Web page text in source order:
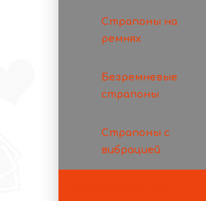
Страпоны на
ремнях
Безремневые
страпоны
Страпоны с
вибрацией